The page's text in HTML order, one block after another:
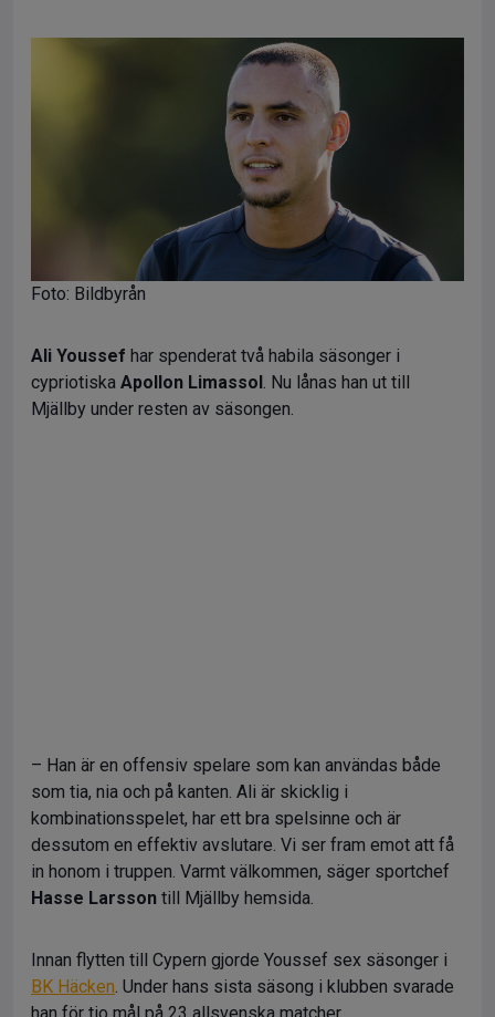
Foto: Bildbyrån
Ali Youssef har spenderat två habila säsonger i
cypriotiska Apollon Limassol . Nu lånas han ut till
Mjällby under resten av säsongen.
– Han är en offensiv spelare som kan användas både
som tia, nia och på kanten. Ali är skicklig i
kombinationsspelet, har ett bra spelsinne och är
dessutom en effektiv avslutare. Vi ser fram emot att få
in honom i truppen. Varmt välkommen, säger sportchef
Hasse Larsson till Mjällby hemsida.
Innan flytten till Cypern gjorde Youssef sex säsonger i
BK Häcken. Under hans sista säsong i klubben svarade